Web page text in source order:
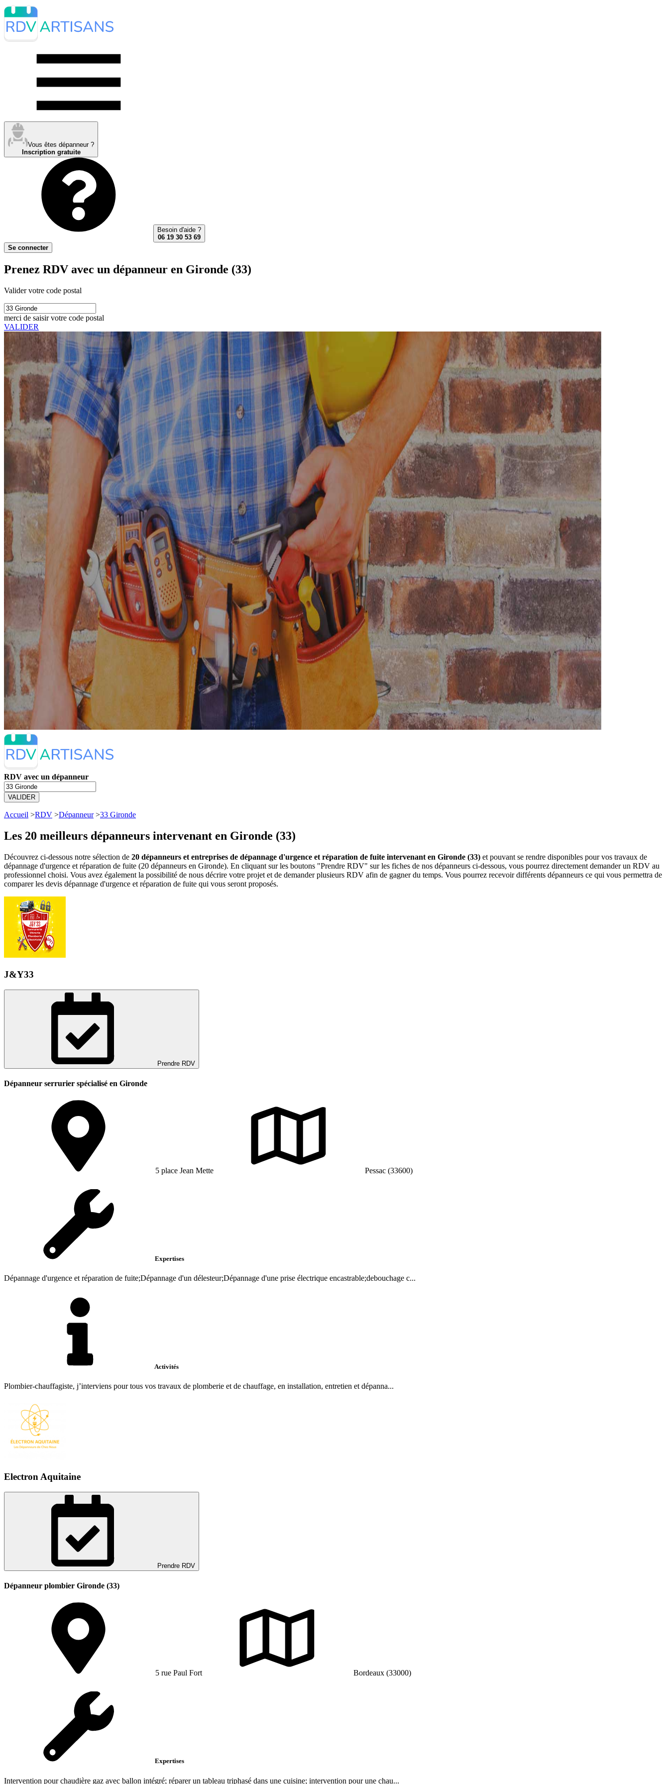
Vous êtes dépanneur ?
Inscription gratuite
Besoin d'aide ?
06 19 30 53 69
Se connecter
Prenez RDV avec un dépanneur en Gironde (33)
Valider votre code postal
merci de saisir votre code postal
VALIDER
RDV avec un dépanneur
VALIDER
Accueil >RDV >Dépanneur>33 Gironde
Les 20 meilleurs dépanneurs intervenant en Gironde (33)
Découvrez ci-dessous notre sélection de 20 dépanneurs et entreprises de dépannage d'urgence et réparation de fuite intervenant en Gironde (33) et pouvant se rendre disponibles pour vos travaux de
dépannage d'urgence et réparation de fuite (20 dépanneurs en Gironde). En cliquant sur les boutons "Prendre RDV" sur les fiches de nos dépanneurs ci-dessous, vous pourrez directement demander un RDV au
professionnel choisi. Vous avez également la possibilité de nous décrire votre projet et de demander plusieurs RDV afin de gagner du temps. Vous pourrez recevoir différents dépanneurs ce qui vous permettra de
comparer les devis dépannage d'urgence et réparation de fuite qui vous seront proposés.
J&Y33
Prendre RDV
Dépanneur serrurier spécialisé en Gironde
5 place Jean Mette Pessac (33600)
Expertises
Dépannage d'urgence et réparation de fuite;Dépannage d'un délesteur;Dépannage d'une prise électrique encastrable;debouchage c...
Activités
Plombier-chauffagiste, j’interviens pour tous vos travaux de plomberie et de chauffage, en installation, entretien et dépanna...
Electron Aquitaine
Prendre RDV
Dépanneur plombier Gironde (33)
5 rue Paul Fort Bordeaux (33000)
Expertises
Intervention pour chaudière gaz avec ballon intégré; réparer un tableau triphasé dans une cuisine; intervention pour une chau...